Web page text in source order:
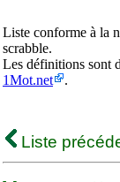
Liste conforme à la
scrabble.
Les définitions sont
1Mot.net
.
Liste